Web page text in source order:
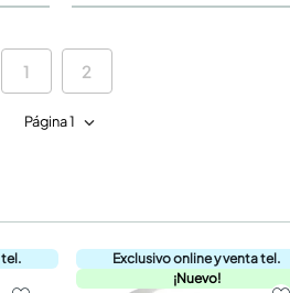
1 2
Página 1
¡Nuevo!